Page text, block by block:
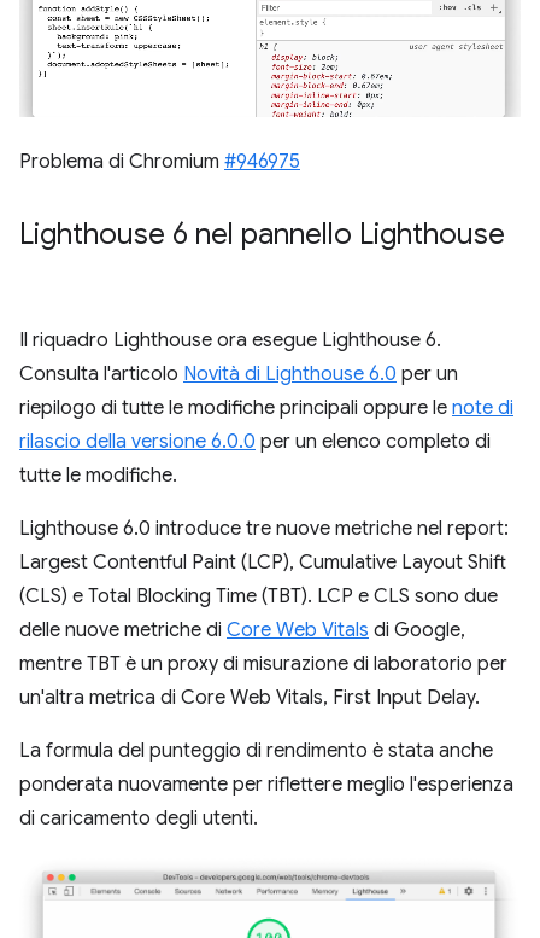
Problema di Chromium #946975
Lighthouse 6 nel pannello Lighthouse
Il riquadro Lighthouse ora esegue Lighthouse 6.
Consulta l'articolo Novità di Lighthouse 6.0 per un
riepilogo di tutte le modifiche principali oppure le note di
rilascio della versione 6.0.0 per un elenco completo di
tutte le modifiche.
Lighthouse 6.0 introduce tre nuove metriche nel report:
Largest Contentful Paint (LCP), Cumulative Layout Shift
(CLS) e Total Blocking Time (TBT). LCP e CLS sono due
delle nuove metriche di Core Web Vitals di Google,
mentre TBT è un proxy di misurazione di laboratorio per
un'altra metrica di Core Web Vitals, First Input Delay.
La formula del punteggio di rendimento è stata anche
ponderata nuovamente per riflettere meglio l'esperienza
di caricamento degli utenti.